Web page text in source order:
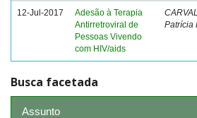
12-Jul-2017
Adesão à Terapia
Antirretroviral de
Pessoas Vivendo
com HIV/aids
Patrícia
Busca facetada
Assunto